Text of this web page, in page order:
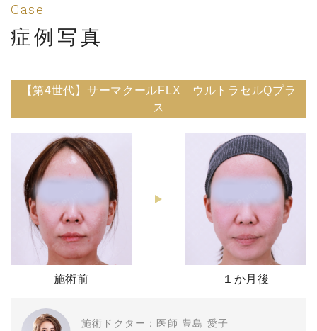
Case
症例写真
【第4世代】サーマクールFLX ウルトラセルQプラ
ス
施術前 １か月後
施術ドクター：医師 豊島 愛子